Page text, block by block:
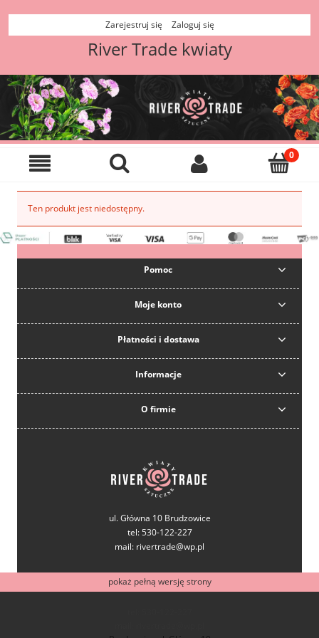
Zarejestruj się Zaloguj się
River Trade kwiaty
Ten produkt jest niedostępny.
Pomoc
Moje konto
Płatności i dostawa
Informacje
O firmie
ul. Główna 10 Brudzowice
tel: 530-122-227
mail: rivertrade@wp.pl
pokaż pełną wersję strony